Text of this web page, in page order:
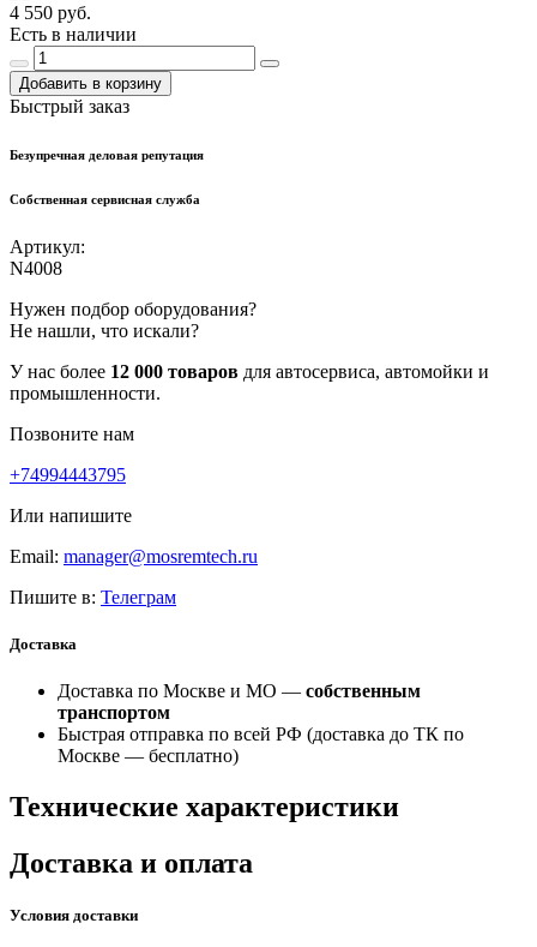
4 550 руб.
Есть в наличии
Добавить в корзину
Быстрый заказ
Безупречная деловая репутация
Собственная сервисная служба
Артикул:
N4008
Нужен подбор оборудования?
Не нашли, что искали?
У нас более 12 000 товаров для автосервиса, автомойки и
промышленности.
Позвоните нам
+74994443795
Или напишите
Email: manager@mosremtech.ru
Пишите в: Телеграм
Доставка
Доставка по Москве и МО — собственным
транспортом
Быстрая отправка по всей РФ (доставка до ТК по
Москве — бесплатно)
Технические характеристики
Доставка и оплата
Условия доставки